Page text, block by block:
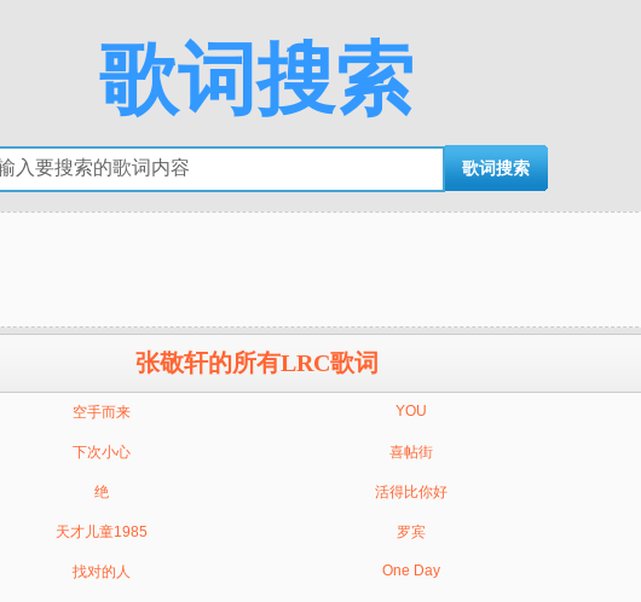
歌词搜索
张敬轩的所有LRC歌词
空手而来 YOU
下次小心 喜帖街
绝 活得比你好
天才儿童1985 罗宾
找对的人 One Day